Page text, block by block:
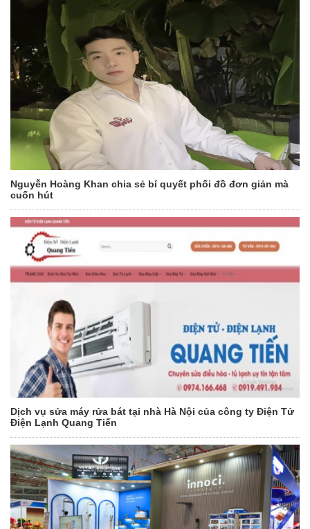
Nguyễn Hoàng Khan chia sẻ bí quyết phối đồ đơn giản mà
cuốn hút
Dịch vụ sửa máy rửa bát tại nhà Hà Nội của công ty Điện Tử
Điện Lạnh Quang Tiến